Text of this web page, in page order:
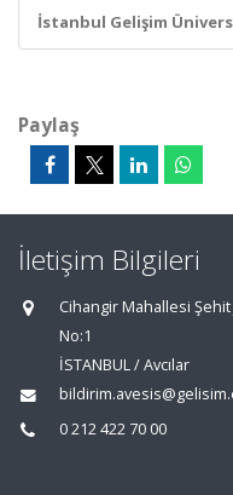
İstanbul Gelişim
Paylaş
İletişim Bilgileri
Cihangir Mahallesi
No:1
İSTANBUL / Avcılar
0 212 422 70 00